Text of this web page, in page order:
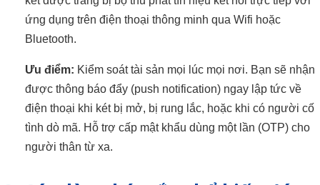
ứng dụng trên điện thoại thông minh qua Wifi hoặc
Bluetooth.
Ưu điểm: Kiểm soát tài sản mọi lúc mọi nơi. Bạn sẽ nhận
được thông báo đẩy (push notification) ngay lập tức về
điện thoại khi két bị mở, bị rung lắc, hoặc khi có người cố
tình dò mã. Hỗ trợ cấp mật khẩu dùng một lần (OTP) cho
người thân từ xa.